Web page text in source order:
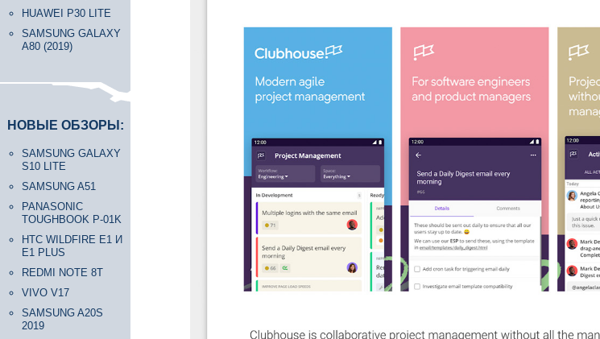
HUAWEI P30 LITE
SAMSUNG GALAXY
A80 (2019)
НОВЫЕ ОБЗОРЫ:
SAMSUNG GALAXY
S10 LITE
SAMSUNG A51
PANASONIC
TOUGHBOOK P-01K
HTC WILDFIRE E1 И
E1 PLUS
REDMI NOTE 8T
VIVO V17
SAMSUNG A20S
2019